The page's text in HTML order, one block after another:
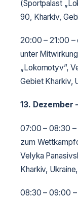
(Sportpalast
90, Kharkiv,
20:00­­­ – 21:00 –
unter
„Lokomotyv”,
Gebiet Kharkiv,
13. Dezember
07:00 – 08:30 –
zum
Velyka
Kharkiv,
08:30 – 09:00 –